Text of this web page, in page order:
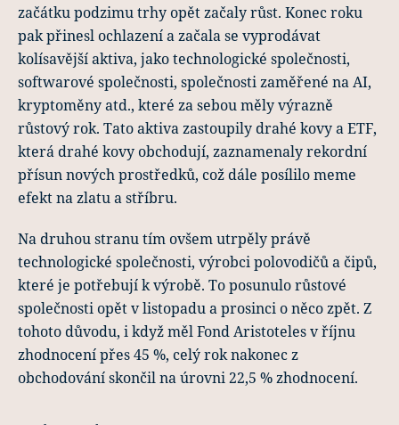
začátku podzimu trhy opět začaly růst. Konec roku
pak přinesl ochlazení a začala se vyprodávat
kolísavější aktiva, jako technologické společnosti,
softwarové společnosti, společnosti zaměřené na AI,
kryptoměny atd., které za sebou měly výrazně
růstový rok. Tato aktiva zastoupily drahé kovy a ETF,
která drahé kovy obchodují, zaznamenaly rekordní
přísun nových prostředků, což dále posílilo meme
efekt na zlatu a stříbru.
Na druhou stranu tím ovšem utrpěly právě
technologické společnosti, výrobci polovodičů a čipů,
které je potřebují k výrobě. To posunulo růstové
společnosti opět v listopadu a prosinci o něco zpět. Z
tohoto důvodu, i když měl Fond Aristoteles v říjnu
zhodnocení přes 45 %, celý rok nakonec z
obchodování skončil na úrovni 22,5 % zhodnocení.